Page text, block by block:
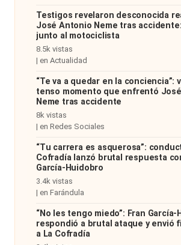
Testigos revelaron desconocida
José Antonio Neme tras
junto al motociclista
8.5k vistas
| en Actualidad
“Te va a quedar en la conciencia”:
tenso momento que enfrentó
Neme tras accidente
8k vistas
| en Redes Sociales
“Tu carrera es asquerosa”:
Cofradía lanzó brutal respuesta
García-Huidobro
3.4k vistas
| en Farándula
“No les tengo miedo”: Fran García-
respondió a brutal ataque y envió
a La Cofradía